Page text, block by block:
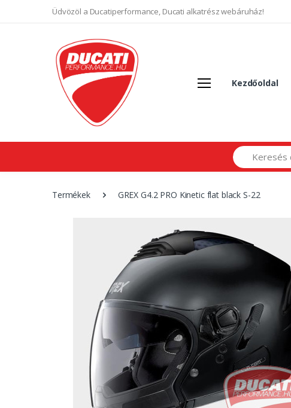
Üdvözöl a Ducatiperformance, Ducati alkatrész webáruház!
Kezdőoldal
Search
Termékek GREX G4.2 PRO Kinetic flat black S-22